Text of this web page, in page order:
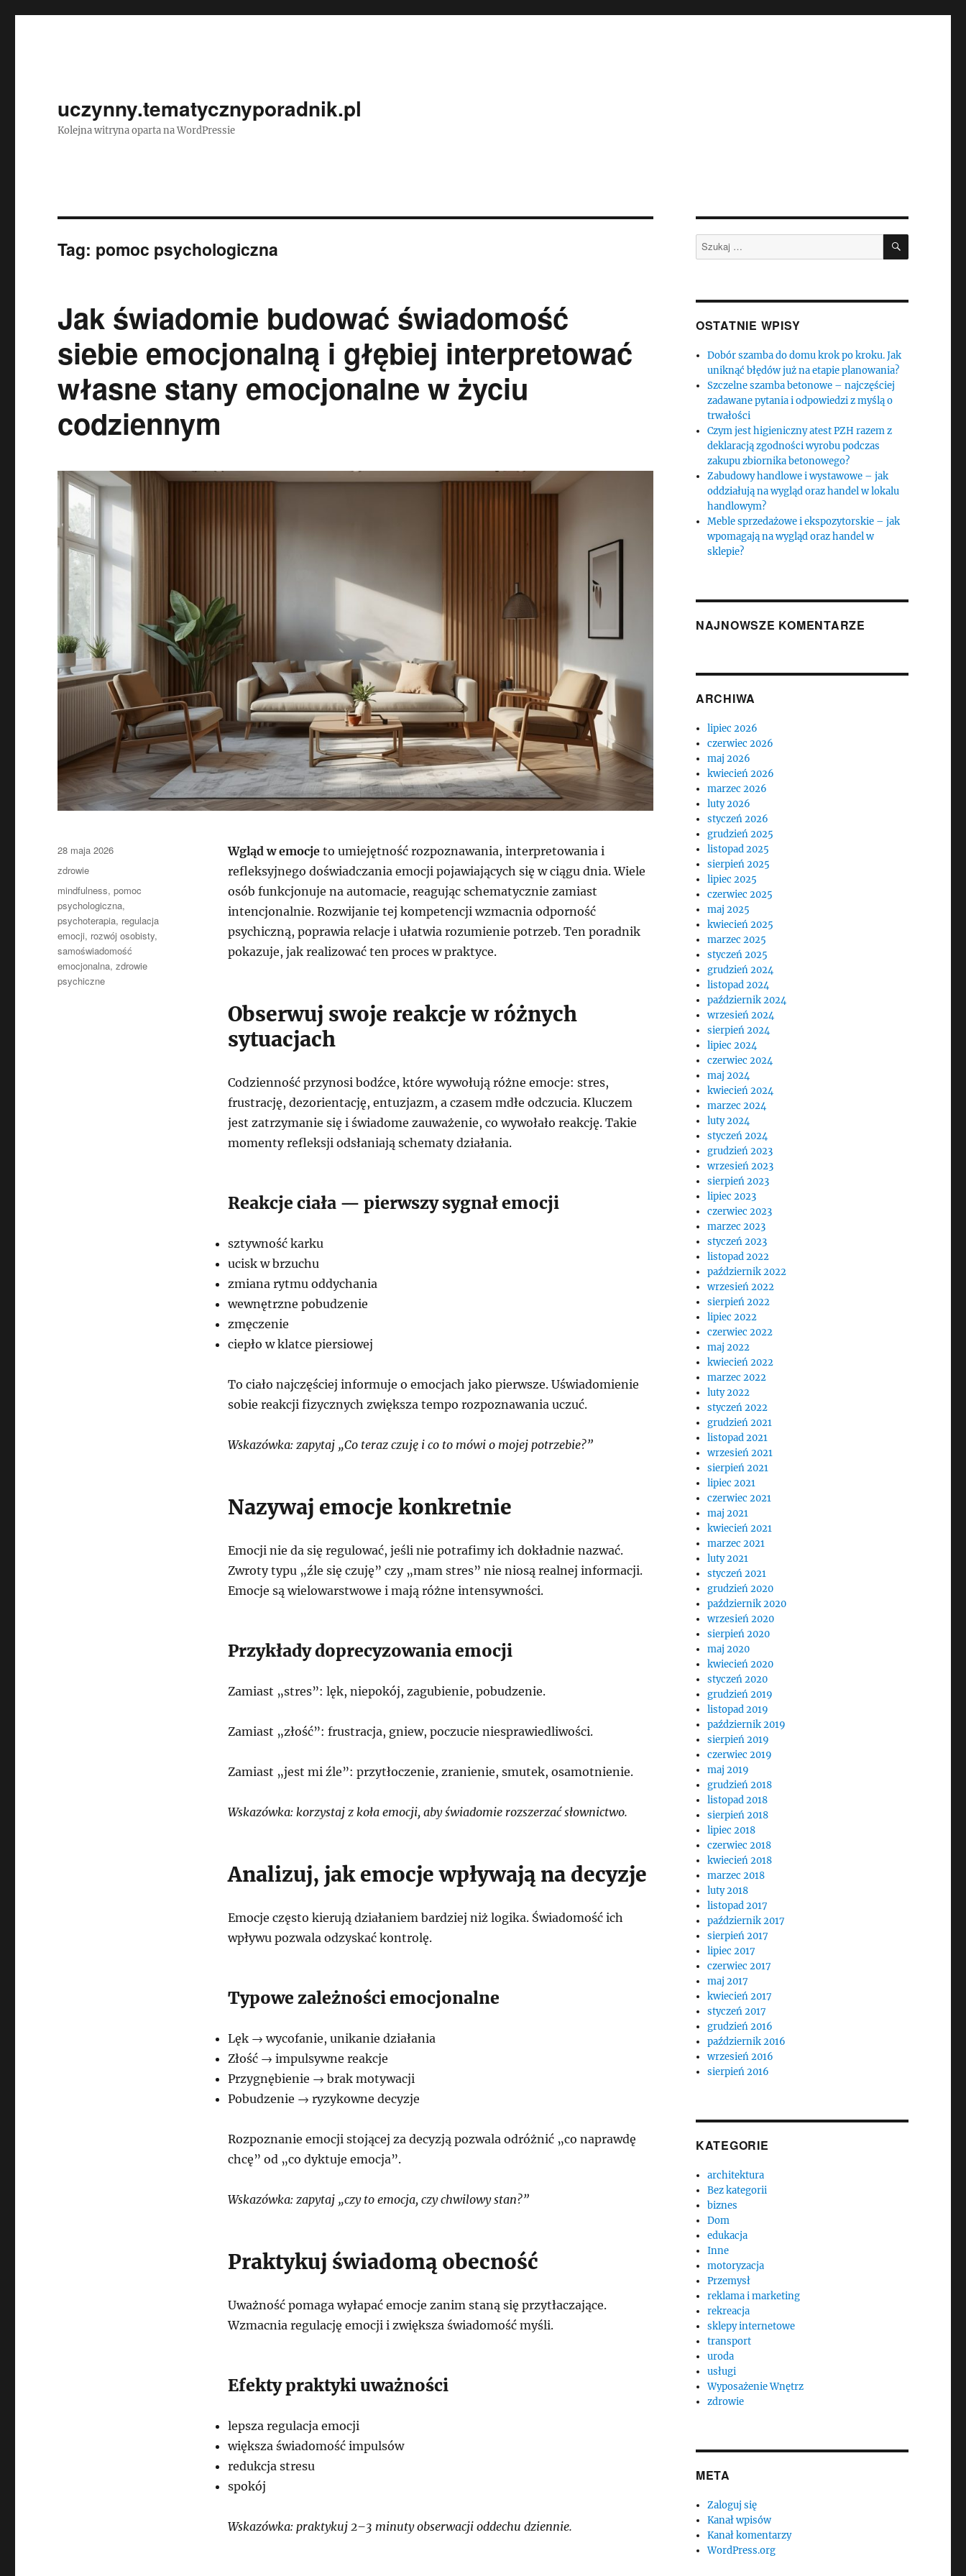
uczynny.tematycznyporadnik.pl
Kolejna witryna oparta na WordPressie
Tag: pomoc psychologiczna
Jak świadomie budować świadomość
siebie emocjonalną i głębiej interpretować
własne stany emocjonalne w życiu
codziennym
Wgląd w emocjeto umiejętność rozpoznawania, interpretowania i
refleksyjnego doświadczania emocji pojawiających się w ciągu dnia. Wiele
osób funkcjonuje na automacie, reagując schematycznie zamiast
intencjonalnie. Rozwijanie tej kompetencji wzmacnia odporność
psychiczną, poprawia relacje i ułatwia rozumienie potrzeb. Ten poradnik
pokazuje, jak realizować ten proces w praktyce.
Obserwuj swoje reakcje w różnych
sytuacjach
Codzienność przynosi bodźce, które wywołują różne emocje: stres,
frustrację, dezorientację, entuzjazm, a czasem mdłe odczucia. Kluczem
jest zatrzymanie się i świadome zauważenie, co wywołało reakcję. Takie
momenty refleksji odsłaniają schematy działania.
Reakcje ciała — pierwszy sygnał emocji
sztywność karku
ucisk w brzuchu
zmiana rytmu oddychania
wewnętrzne pobudzenie
zmęczenie
ciepło w klatce piersiowej
To ciało najczęściej informuje o emocjach jako pierwsze. Uświadomienie
sobie reakcji fizycznych zwiększa tempo rozpoznawania uczuć.
Wskazówka: zapytaj „Co teraz czuję i co to mówi o mojej potrzebie?”
Nazywaj emocje konkretnie
Emocji nie da się regulować, jeśli nie potrafimy ich dokładnie nazwać.
Zwroty typu „źle się czuję” czy „mam stres” nie niosą realnej informacji.
Emocje są wielowarstwowe i mają różne intensywności.
Przykłady doprecyzowania emocji
Zamiast „stres”: lęk, niepokój, zagubienie, pobudzenie.
Zamiast „złość”: frustracja, gniew, poczucie niesprawiedliwości.
Zamiast „jest mi źle”: przytłoczenie, zranienie, smutek, osamotnienie.
Wskazówka: korzystaj z koła emocji, aby świadomie rozszerzać słownictwo.
Analizuj, jak emocje wpływają na decyzje
Emocje często kierują działaniem bardziej niż logika. Świadomość ich
wpływu pozwala odzyskać kontrolę.
Typowe zależności emocjonalne
Lęk → wycofanie, unikanie działania
Złość → impulsywne reakcje
Przygnębienie → brak motywacji
Pobudzenie → ryzykowne decyzje
Rozpoznanie emocji stojącej za decyzją pozwala odróżnić „co naprawdę
chcę” od „co dyktuje emocja”.
Wskazówka: zapytaj „czy to emocja, czy chwilowy stan?”
Praktykuj świadomą obecność
Uważność pomaga wyłapać emocje zanim staną się przytłaczające.
Wzmacnia regulację emocji i zwiększa świadomość myśli.
Efekty praktyki uważności
lepsza regulacja emocji
większa świadomość impulsów
redukcja stresu
spokój
Wskazówka: praktykuj 2–3 minuty obserwacji oddechu dziennie.
Data
publikacji
28 maja 2026
Kategorie
zdrowie
Tagi
mindfulness,pomoc
psychologiczna,
psychoterapia, regulacja
emocji, rozwój osobisty,
samoświadomość
emocjonalna,zdrowie
psychiczne
Szukaj: SZUKAJ
OSTATNIE WPISY
Dobór szamba do domu krok po kroku. Jak
uniknąć błędów już na etapie planowania?
Szczelne szamba betonowe – najczęściej
zadawane pytania i odpowiedzi z myślą o
trwałości
Czym jest higieniczny atest PZH razem z
deklaracją zgodności wyrobu podczas
zakupu zbiornika betonowego?
Zabudowy handlowe i wystawowe – jak
oddziałują na wygląd oraz handel w lokalu
handlowym?
Meble sprzedażowe i ekspozytorskie – jak
wpomagają na wygląd oraz handel w
sklepie?
NAJNOWSZE KOMENTARZE
ARCHIWA
lipiec 2026
czerwiec 2026
maj 2026
kwiecień 2026
marzec 2026
luty 2026
styczeń 2026
grudzień 2025
listopad 2025
sierpień 2025
lipiec 2025
czerwiec 2025
maj 2025
kwiecień 2025
marzec 2025
styczeń 2025
grudzień 2024
listopad 2024
październik 2024
wrzesień 2024
sierpień 2024
lipiec 2024
czerwiec 2024
maj 2024
kwiecień 2024
marzec 2024
luty 2024
styczeń 2024
grudzień 2023
wrzesień 2023
sierpień 2023
lipiec 2023
czerwiec 2023
marzec 2023
styczeń 2023
listopad 2022
październik 2022
wrzesień 2022
sierpień 2022
lipiec 2022
czerwiec 2022
maj 2022
kwiecień 2022
marzec 2022
luty 2022
styczeń 2022
grudzień 2021
listopad 2021
wrzesień 2021
sierpień 2021
lipiec 2021
czerwiec 2021
maj 2021
kwiecień 2021
marzec 2021
luty 2021
styczeń 2021
grudzień 2020
październik 2020
wrzesień 2020
sierpień 2020
maj 2020
kwiecień 2020
styczeń 2020
grudzień 2019
listopad 2019
październik 2019
sierpień 2019
czerwiec 2019
maj 2019
grudzień 2018
listopad 2018
sierpień 2018
lipiec 2018
czerwiec 2018
kwiecień 2018
marzec 2018
luty 2018
listopad 2017
październik 2017
sierpień 2017
lipiec 2017
czerwiec 2017
maj 2017
kwiecień 2017
styczeń 2017
grudzień 2016
październik 2016
wrzesień 2016
sierpień 2016
KATEGORIE
architektura
Bez kategorii
biznes
Dom
edukacja
Inne
motoryzacja
Przemysł
reklama i marketing
rekreacja
sklepy internetowe
transport
uroda
usługi
Wyposażenie Wnętrz
zdrowie
META
Zaloguj się
Kanał wpisów
Kanał komentarzy
WordPress.org